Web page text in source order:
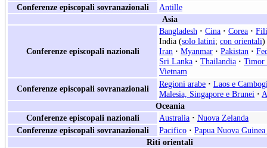
Conferenze episcopali sovranazionali
Antille
Asia
Conferenze episcopali nazionali
Bangladesh · Cina · Corea ·
India (solo latini; con orientali)
Iran · Myanmar · Pakistan ·
Sri Lanka · Thailandia · Timor
Vietnam
Conferenze episcopali sovranazionali
Regioni arabe · Laos e
Malesia, Singapore e Brunei ·
Oceania
Conferenze episcopali nazionali
Australia · Nuova Zelanda
Conferenze episcopali sovranazionali
Pacifico · Papua Nuova
Riti orientali